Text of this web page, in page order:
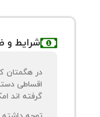
شرایط و
در هگمتان
اقساطی
گرفته اند